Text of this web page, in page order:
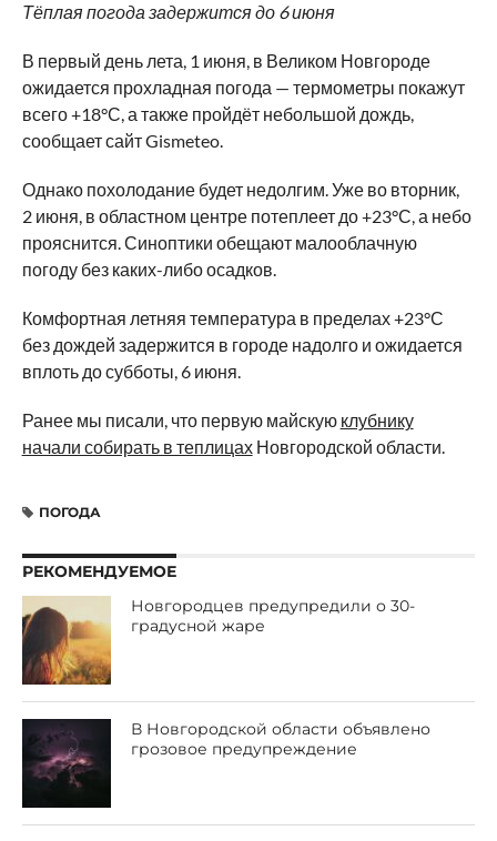
Тёплая погода задержится до 6 июня
В первый день лета, 1 июня, в Великом Новгороде
ожидается прохладная погода — термометры покажут
всего +18°С, а также пройдёт небольшой дождь,
сообщает сайт Gismeteo.
Однако похолодание будет недолгим. Уже во вторник,
2 июня, в областном центре потеплеет до +23°С, а небо
прояснится. Синоптики обещают малооблачную
погоду без каких-либо осадков.
Комфортная летняя температура в пределах +23°С
без дождей задержится в городе надолго и ожидается
вплоть до субботы, 6 июня.
Ранее мы писали, что первую майскую клубнику
начали собирать в теплицахНовгородской области.
ПОГОДА
РЕКОМЕНДУЕМОЕ
Новгородцев предупредили о 30-
градусной жаре
В Новгородской области объявлено
грозовое предупреждение